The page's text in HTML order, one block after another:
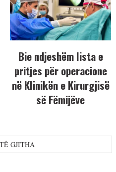
Bie ndjeshëm lista e
pritjes për operacione
në Klinikën e Kirurgjisë
së Fëmijëve
GJITHA